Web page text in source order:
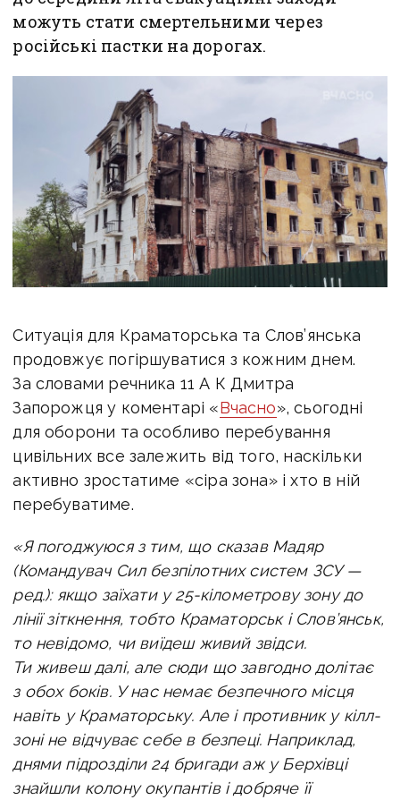
можуть стати смертельними через
російські пастки на дорогах.
Ситуація для Краматорська та Слов’янська
продовжує погіршуватися з кожним днем.
За словами речника 11А К Дмитра
Запорожця у коментарі «Вчасно», сьогодні
для оборони та особливо перебування
цивільних все залежить від того, наскільки
активно зростатиме «сіра зона» і хто в ній
перебуватиме.
«Я погоджуюся з тим, що сказав Мадяр
(Командувач Сил безпілотних систем ЗСУ —
ред.): якщо заїхати у 25-кілометрову зону до
лінії зіткнення, тобто Краматорськ і Слов’янськ,
то невідомо, чи виїдеш живий звідси.
Ти живеш далі, але сюди що завгодно долітає
з обох боків. У нас немає безпечного місця
навіть у Краматорську. Але і противник у кілл-
зоні не відчуває себе в безпеці. Наприклад,
днями підрозділи 24 бригади аж у Берхівці
знайшли колону окупантів і добряче її